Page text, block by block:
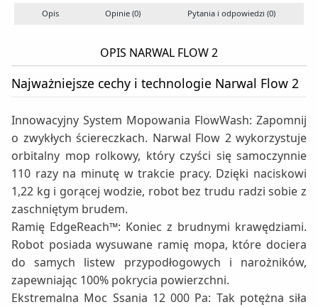
Opis Opinie (0) Pytania i odpowiedzi (0)
OPIS NARWAL FLOW 2
Najważniejsze cechy i technologie Narwal Flow 2
Innowacyjny System Mopowania FlowWash: Zapomnij
o zwykłych ściereczkach. Narwal Flow 2 wykorzystuje
orbitalny mop rolkowy, który czyści się samoczynnie
110 razy na minutę w trakcie pracy. Dzięki naciskowi
1,22 kg i gorącej wodzie, robot bez trudu radzi sobie z
zaschniętym brudem.
Ramię EdgeReach™: Koniec z brudnymi krawędziami.
Robot posiada wysuwane ramię mopa, które dociera
do samych listew przypodłogowych i narożników,
zapewniając 100% pokrycia powierzchni.
Ekstremalna Moc Ssania 12 000 Pa: Tak potężna siła